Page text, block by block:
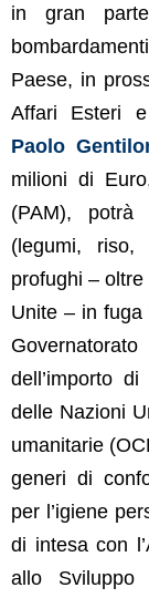
in gran
Paese, in
Affari Esteri e
Paolo
milioni di
(PAM), potrà
(legumi, riso,
profughi –
Unite – in
dell’importo
delle Nazioni
umanitarie
generi di
per l’igiene
di intesa con
allo